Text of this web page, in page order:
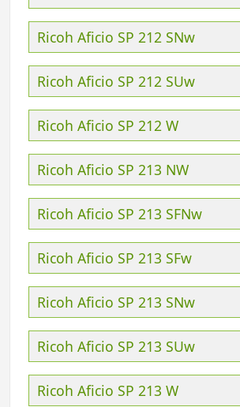
Ricoh Aficio SP 212 SNw
Ricoh Aficio SP 212 SUw
Ricoh Aficio SP 212 W
Ricoh Aficio SP 213 NW
Ricoh Aficio SP 213 SFNw
Ricoh Aficio SP 213 SFw
Ricoh Aficio SP 213 SNw
Ricoh Aficio SP 213 SUw
Ricoh Aficio SP 213 W